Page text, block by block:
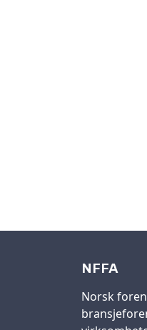
NFFA
Norsk